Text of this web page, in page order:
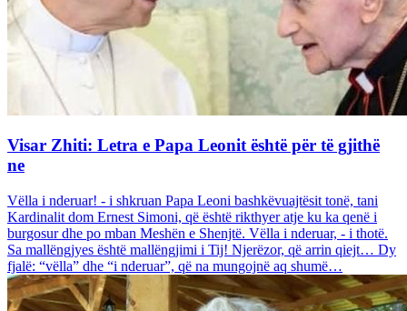
Visar Zhiti: Letra e Papa Leonit është për të gjithë
ne
Vëlla i nderuar! - i shkruan Papa Leoni bashkëvuajtësit tonë, tani
Kardinalit dom Ernest Simoni, që është rikthyer atje ku ka qenë i
burgosur dhe po mban Meshën e Shenjtë. Vëlla i nderuar, - i thotë.
Sa mallëngjyes është mallëngjimi i Tij! Njerëzor, që arrin qiejt… Dy
fjalë: “vëlla” dhe “i nderuar”, që na mungojnë aq shumë…